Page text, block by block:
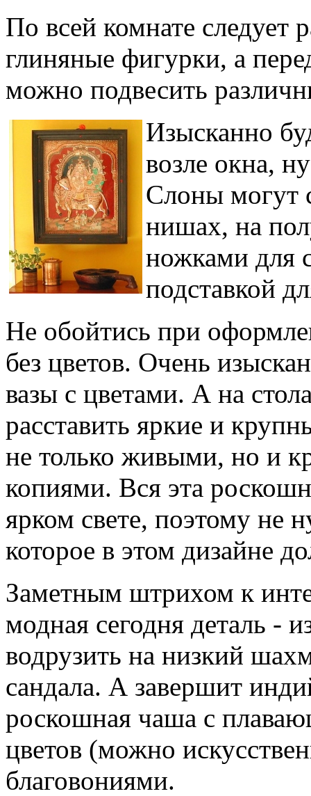
По всей комнате следует
глиняные фигурки, а
можно подвесить
Изысканно
возле окна,
Слоны могут
нишах, на
ножками для
подставкой
Не обойтись при
без цветов. Очень
вазы с цветами. А на
расставить яркие и
не только живыми, но и
копиями. Вся эта
ярком свете, поэтому не
которое в этом дизайне
Заметным штрихом к
модная сегодня деталь -
водрузить на низкий
сандала. А завершит
роскошная чаша с
цветов (можно
благовониями.